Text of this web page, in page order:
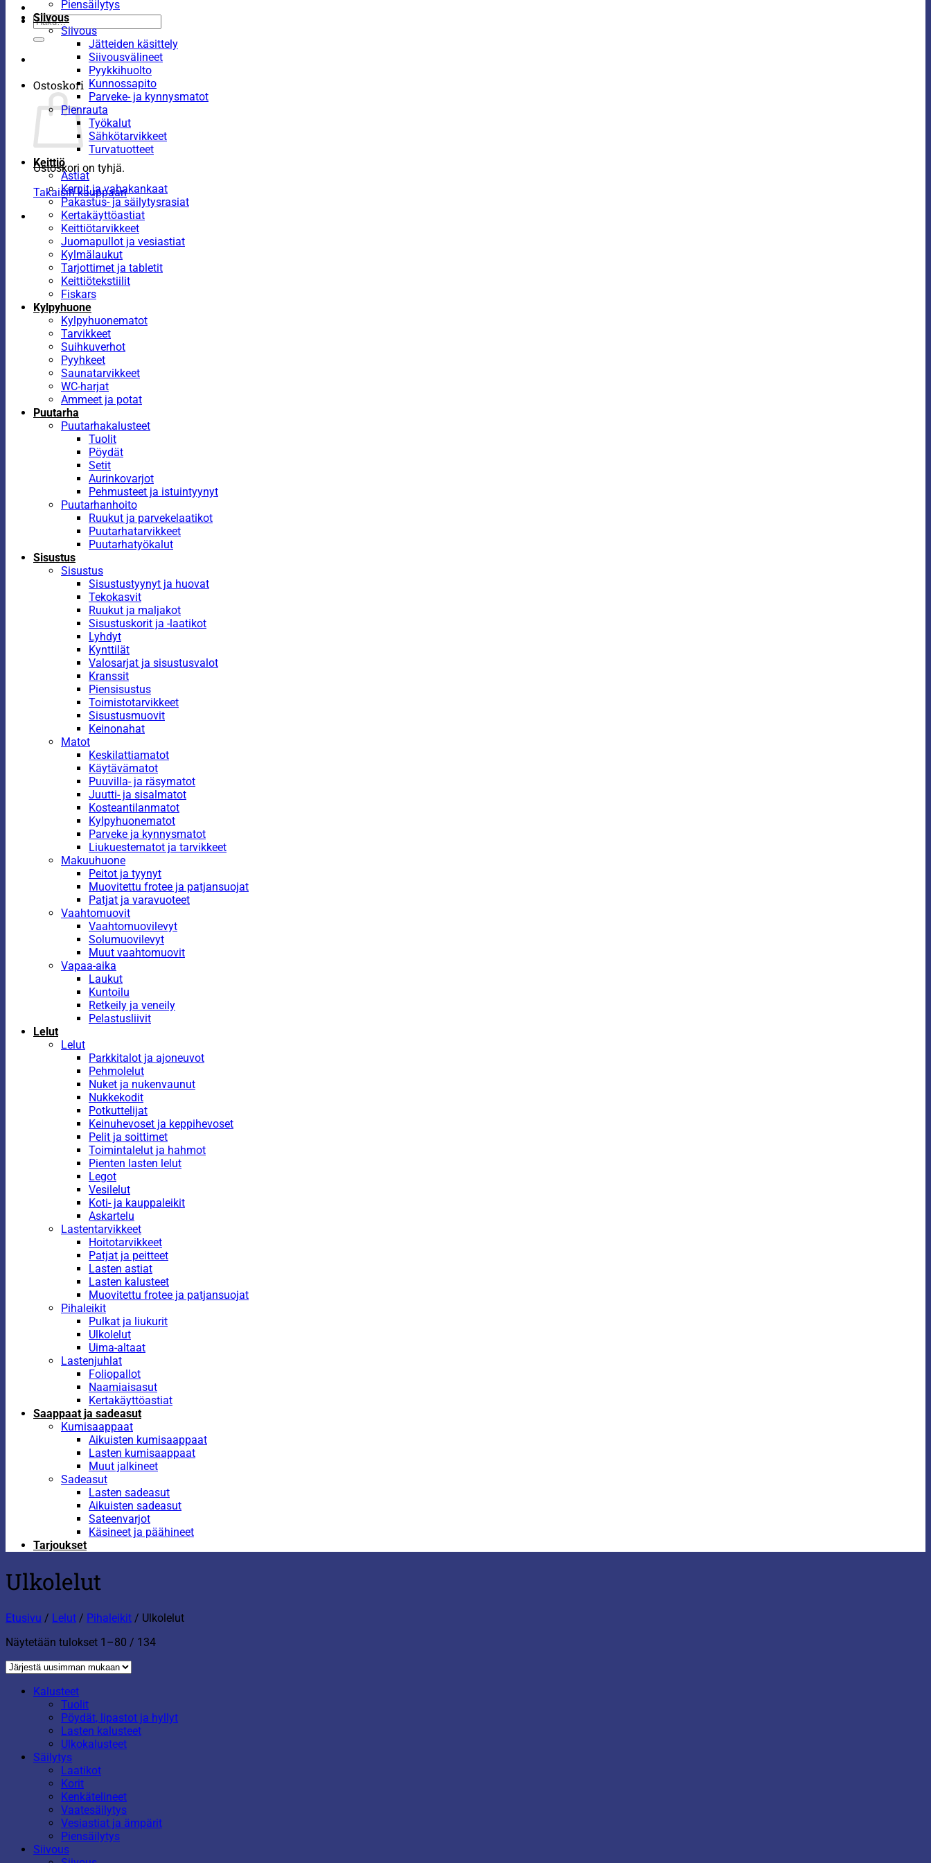
Etsi:
Ostoskori
Ostoskori on tyhjä.
Takaisin kauppaan
Piensäilytys
Siivous
Siivous
Jätteiden käsittely
Siivousvälineet
Pyykkihuolto
Kunnossapito
Parveke- ja kynnysmatot
Pienrauta
Työkalut
Sähkötarvikkeet
Turvatuotteet
Keittiö
Astiat
Kernit ja vahakankaat
Pakastus- ja säilytysrasiat
Kertakäyttöastiat
Keittiötarvikkeet
Juomapullot ja vesiastiat
Kylmälaukut
Tarjottimet ja tabletit
Keittiötekstiilit
Fiskars
Kylpyhuone
Kylpyhuonematot
Tarvikkeet
Suihkuverhot
Pyyhkeet
Saunatarvikkeet
WC-harjat
Ammeet ja potat
Puutarha
Puutarhakalusteet
Tuolit
Pöydät
Setit
Aurinkovarjot
Pehmusteet ja istuintyynyt
Puutarhanhoito
Ruukut ja parvekelaatikot
Puutarhatarvikkeet
Puutarhatyökalut
Sisustus
Sisustus
Sisustustyynyt ja huovat
Tekokasvit
Ruukut ja maljakot
Sisustuskorit ja -laatikot
Lyhdyt
Kynttilät
Valosarjat ja sisustusvalot
Kranssit
Piensisustus
Toimistotarvikkeet
Sisustusmuovit
Keinonahat
Matot
Keskilattiamatot
Käytävämatot
Puuvilla- ja räsymatot
Juutti- ja sisalmatot
Kosteantilanmatot
Kylpyhuonematot
Parveke ja kynnysmatot
Liukuestematot ja tarvikkeet
Makuuhuone
Peitot ja tyynyt
Muovitettu frotee ja patjansuojat
Patjat ja varavuoteet
Vaahtomuovit
Vaahtomuovilevyt
Solumuovilevyt
Muut vaahtomuovit
Vapaa-aika
Laukut
Kuntoilu
Retkeily ja veneily
Pelastusliivit
Lelut
Lelut
Parkkitalot ja ajoneuvot
Pehmolelut
Nuket ja nukenvaunut
Nukkekodit
Potkuttelijat
Keinuhevoset ja keppihevoset
Pelit ja soittimet
Toimintalelut ja hahmot
Pienten lasten lelut
Legot
Vesilelut
Koti- ja kauppaleikit
Askartelu
Lastentarvikkeet
Hoitotarvikkeet
Patjat ja peitteet
Lasten astiat
Lasten kalusteet
Muovitettu frotee ja patjansuojat
Pihaleikit
Pulkat ja liukurit
Ulkolelut
Uima-altaat
Lastenjuhlat
Foliopallot
Naamiaisasut
Kertakäyttöastiat
Saappaat ja sadeasut
Kumisaappaat
Aikuisten kumisaappaat
Lasten kumisaappaat
Muut jalkineet
Sadeasut
Lasten sadeasut
Aikuisten sadeasut
Sateenvarjot
Käsineet ja päähineet
Tarjoukset
Ulkolelut
Etusivu / Lelut / Pihaleikit / Ulkolelut
Näytetään tulokset 1–80 / 134Sorted
Kalusteet
Tuolit
Pöydät, lipastot ja hyllyt
Lasten kalusteet
Ulkokalusteet
Säilytys
Laatikot
Korit
Kenkätelineet
Vaatesäilytys
Vesiastiat ja ämpärit
Piensäilytys
Siivous